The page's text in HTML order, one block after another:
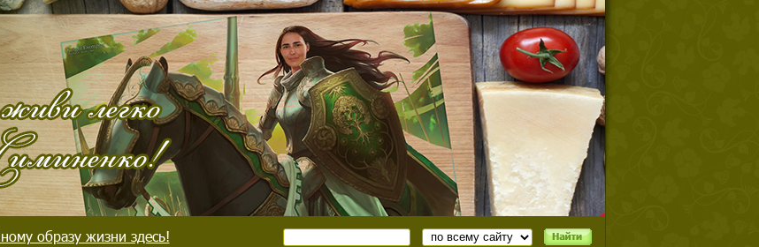
образу жизни здесь!